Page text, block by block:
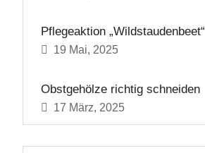
Pflegeaktion „Wildstaudenbeet“
19 Mai, 2025
Obstgehölze richtig schneiden
17 März, 2025